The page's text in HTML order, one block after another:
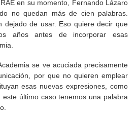
en su momento, Fernando Lázaro
no quedan más de cien palabras.
dejado de usar. Eso quiere decir que
años antes de incorporar esas
se ve acuciada precisamente
por que no quieren emplear
esas nuevas expresiones, como
este último caso tenemos una palabra